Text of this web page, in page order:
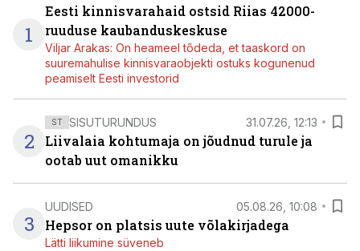
1
Eesti kinnisvarahaid ostsid Riias 42000-
ruuduse kaubanduskeskuse
Viljar Arakas: On heameel tõdeda, et taaskord on
suuremahulise kinnisvaraobjekti ostuks kogunenud
peamiselt Eesti investorid
2
ST SISUTURUNDUS 31.07.26, 12:13
Liivalaia kohtumaja on jõudnud turule ja
ootab uut omanikku
3
UUDISED 05.08.26, 10:08
Hepsor on platsis uute võlakirjadega
Lätti liikumine süveneb